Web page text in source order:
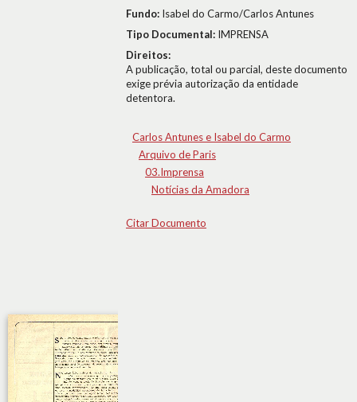
Fundo: Isabel do Carmo/Carlos Antunes
Tipo Documental: IMPRENSA
Direitos:
A publicação, total ou parcial, deste documento
exige prévia autorização da entidade
detentora.
Carlos Antunes e Isabel do Carmo
Arquivo de Paris
03.Imprensa
Notícias da Amadora
Citar Documento